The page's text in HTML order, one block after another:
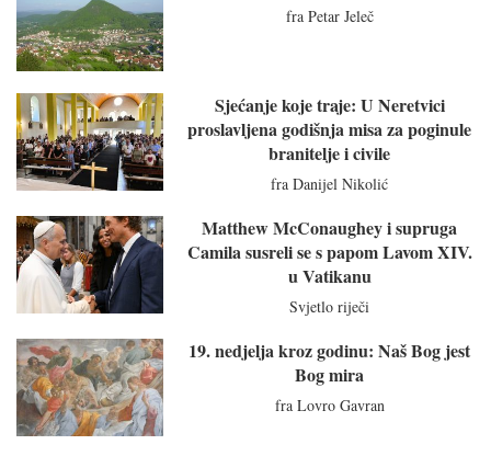
fra Petar Jeleč
Sjećanje koje traje: U Neretvici
proslavljena godišnja misa za poginule
branitelje i civile
fra Danijel Nikolić
Matthew McConaughey i supruga
Camila susreli se s papom Lavom XIV.
u Vatikanu
Svjetlo riječi
19. nedjelja kroz godinu: Naš Bog jest
Bog mira
fra Lovro Gavran